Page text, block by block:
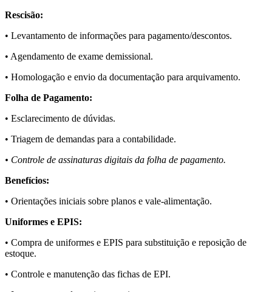
Rescisão:
• Levantamento de informações para pagamento/descontos.
• Agendamento de exame demissional.
• Homologação e envio da documentação para arquivamento.
Folha de Pagamento:
• Esclarecimento de dúvidas.
• Triagem de demandas para a contabilidade.
• Controle de assinaturas digitais da folha de pagamento.
Benefícios:
• Orientações iniciais sobre planos e vale-alimentação.
Uniformes e EPIS:
• Compra de uniformes e EPIS para substituição e reposição de
estoque.
• Controle e manutenção das fichas de EPI.